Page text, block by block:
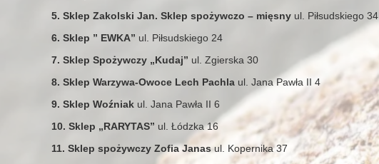
5. Sklep Zakolski Jan. Sklep spożywczo – mięsny ul. Piłsudskiego 34
6. Sklep ” EWKA” ul. Piłsudskiego 24
7. Sklep Spożywczy „Kudaj” ul. Zgierska 30
8. Sklep Warzywa-Owoce Lech Pachla ul. Jana Pawła II 4
9. Sklep Woźniak ul. Jana Pawła II 6
10. Sklep „RARYTAS” ul. Łódzka 16
11. Sklep spożywczy Zofia Janasul. Kopernika 37